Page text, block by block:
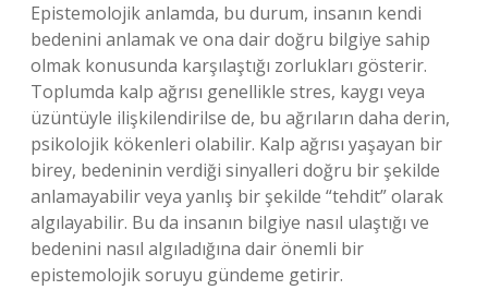
Epistemolojik anlamda, bu durum, insanın kendi
bedenini anlamak ve ona dair doğru bilgiye sahip
olmak konusunda karşılaştığı zorlukları gösterir.
Toplumda kalp ağrısı genellikle stres, kaygı veya
üzüntüyle ilişkilendirilse de, bu ağrıların daha derin,
psikolojik kökenleri olabilir. Kalp ağrısı yaşayan bir
birey, bedeninin verdiği sinyalleri doğru bir şekilde
anlamayabilir veya yanlış bir şekilde “tehdit” olarak
algılayabilir. Bu da insanın bilgiye nasıl ulaştığı ve
bedenini nasıl algıladığına dair önemli bir
epistemolojik soruyu gündeme getirir.